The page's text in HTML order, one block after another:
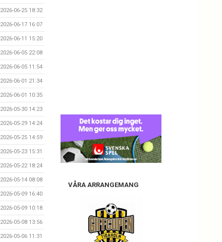
2026-06-25 18:32
2026-06-17 16:07
2026-06-11 15:20
2026-06-05 22:08
2026-06-05 11:54
2026-06-01 21:34
2026-06-01 10:35
2026-05-30 14:23
2026-05-29 14:24
2026-05-25 14:59
2026-05-23 15:31
2026-05-22 18:24
2026-05-14 08:08
2026-05-09 16:40
2026-05-09 10:18
2026-05-08 13:56
2026-05-06 11:31
VÅRA ARRANGEMANG